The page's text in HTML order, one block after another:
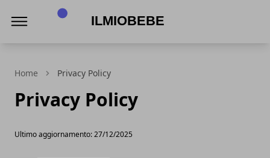
Home Privacy Policy
Privacy Policy
Ultimo aggiornamento: 27/12/2025